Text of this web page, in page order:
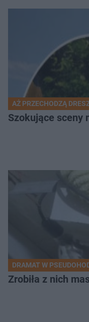
AŻ PRZECHODZĄ
Szokujące sceny
DRAMAT W
Zrobiła z nich